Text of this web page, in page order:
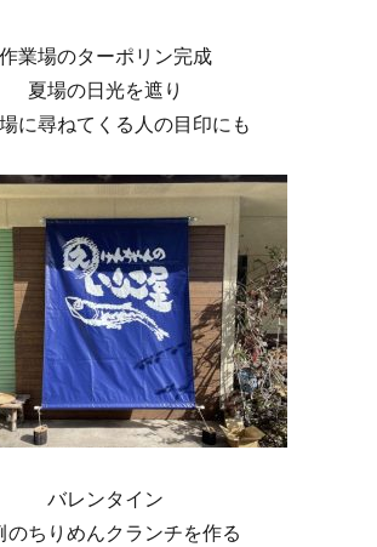
作業場のターポリン完成
夏場の日光を遮り
に尋ねてくる人の目印にも
バレンタイン
のちりめんクランチを作る